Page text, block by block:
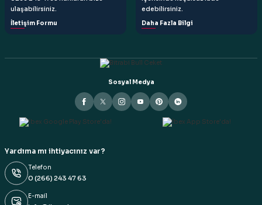
ulaşabilirsiniz.
İletişim Formu
edebilirsiniz.
Daha Fazla Bilgi
Sosyal Medya
Yardıma mı ihtiyacınız var?
Telefon
0 (266) 243 47 63
E-mail